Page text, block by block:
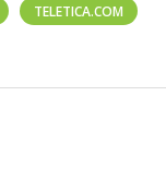
TELETICA.COM